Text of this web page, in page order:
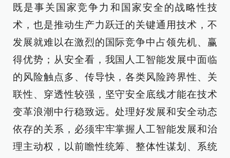
既是事关国家竞争力和国家安全的战略性技
术，也是推动生产力跃迁的关键通用技术，不
发展就难以在激烈的国际竞争中占领先机、赢
得优势；从安全看，我国人工智能发展中面临
的风险触点多、传导快，各类风险跨界性、关
联性、穿透性较强，坚守安全底线才能在技术
变革浪潮中行稳致远。处理好发展和安全动态
依存的关系，必须牢牢掌握人工智能发展和治
理主动权，以前瞻性统筹、整体性谋划、系统